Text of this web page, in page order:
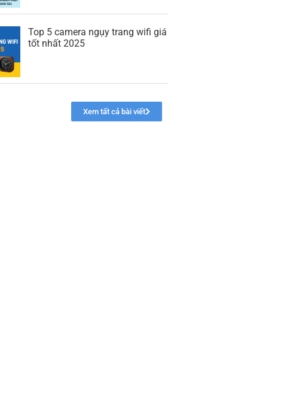
Top 5 camera ngụy trang wifi giá
tốt nhất 2025
Xem tất cả bài viết